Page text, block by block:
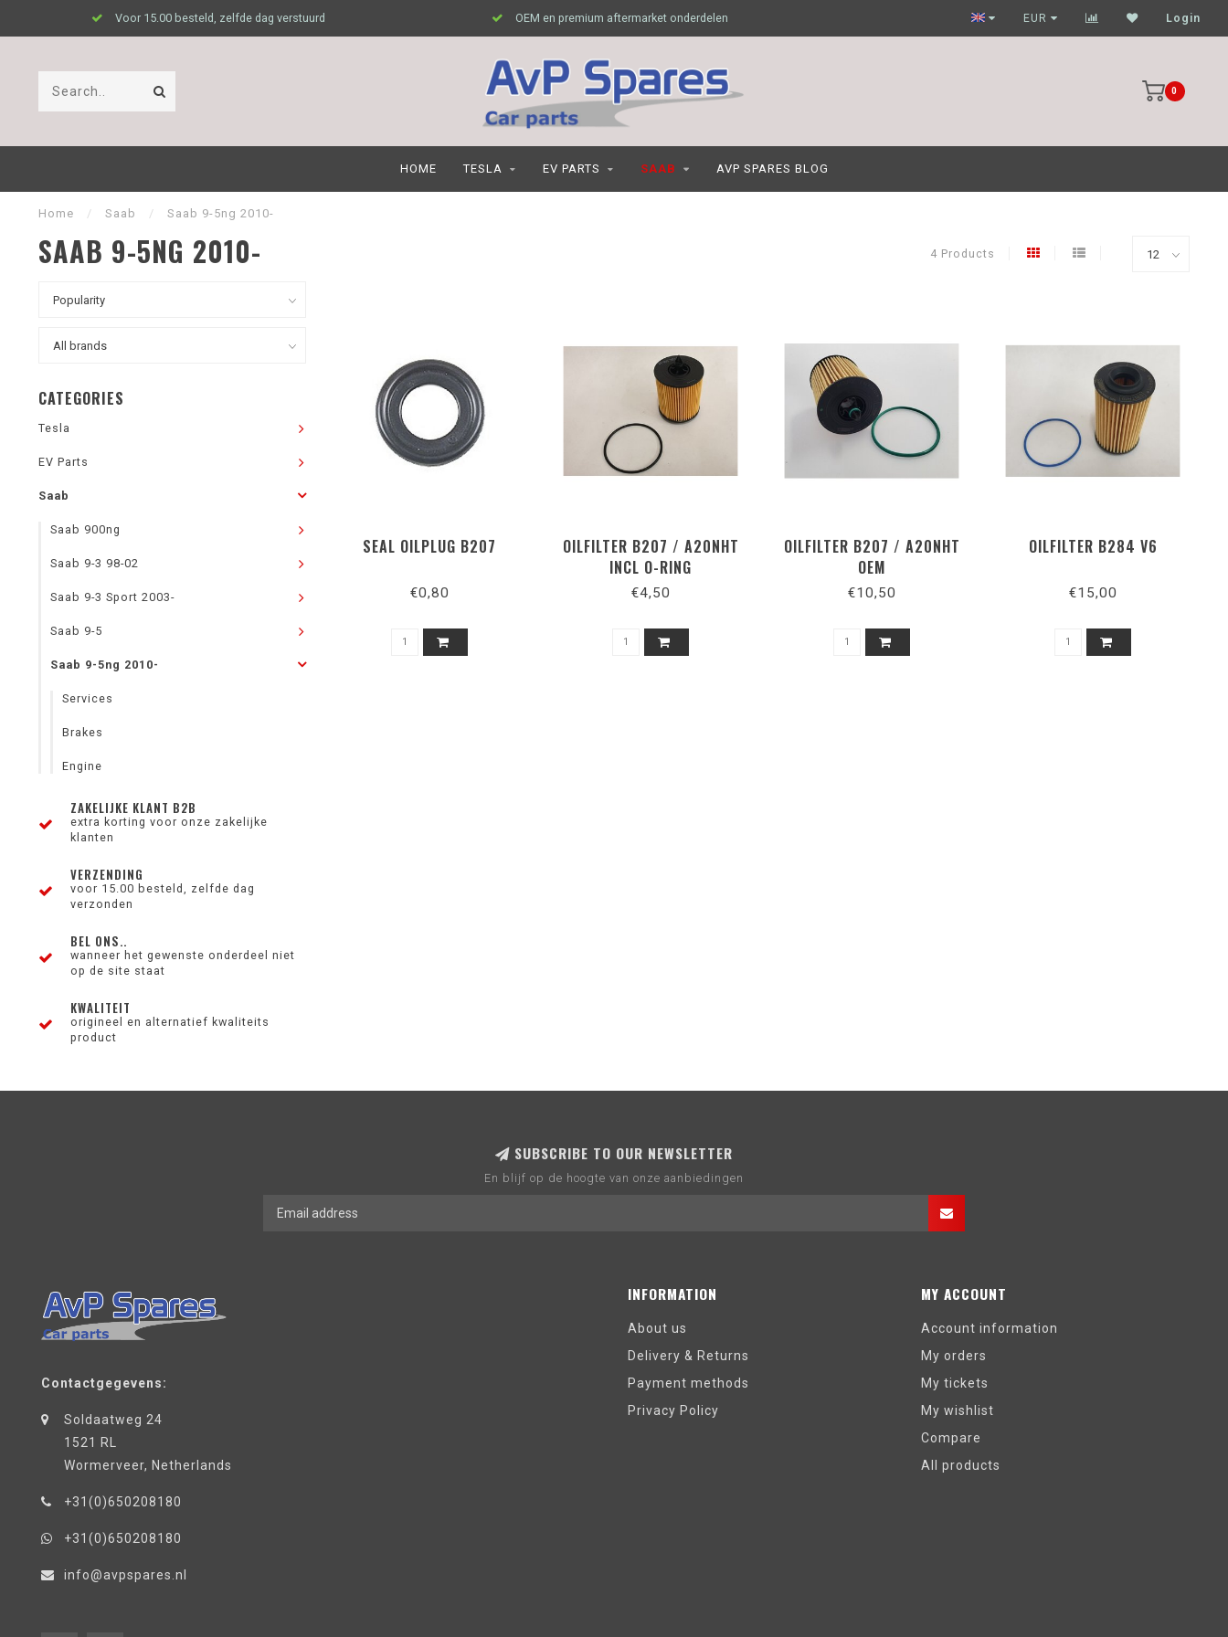
Voor 15.00 besteld, zelfde dag verstuurd OEM en premium aftermarket onderdelen Garagehouders nog scherpere prijzen
EUR Login
0
HOME TESLA EV PARTS SAAB AVP SPARES BLOG
Home / Saab / Saab 9-5ng 2010-
SAAB 9-5NG 2010- 4 Products
CATEGORIES
Tesla
EV Parts
Saab
Saab 900ng
Saab 9-3 98-02
Saab 9-3 Sport 2003-
Saab 9-5
Saab 9-5ng 2010-
Services
Brakes
Engine
ZAKELIJKE KLANT B2B
extra korting voor onze zakelijke
klanten
VERZENDING
voor 15.00 besteld, zelfde dag
verzonden
BEL ONS..
wanneer het gewenste onderdeel niet
op de site staat
KWALITEIT
origineel en alternatief kwaliteits
product
SEAL OILPLUG B207
€0,80
OILFILTER B207 / A20NHT
INCL O-RING
€4,50
OILFILTER B207 / A20NHT
OEM
€10,50
OILFILTER B284 V6
€15,00
SUBSCRIBE TO OUR NEWSLETTER
En blijf op de hoogte van onze aanbiedingen
Contactgegevens:
Soldaatweg 24
1521 RL
Wormerveer, Netherlands
+31(0)650208180
+31(0)650208180
info@avpspares.nl
INFORMATION
About us
Delivery & Returns
Payment methods
Privacy Policy
MY ACCOUNT
Account information
My orders
My tickets
My wishlist
Compare
All products